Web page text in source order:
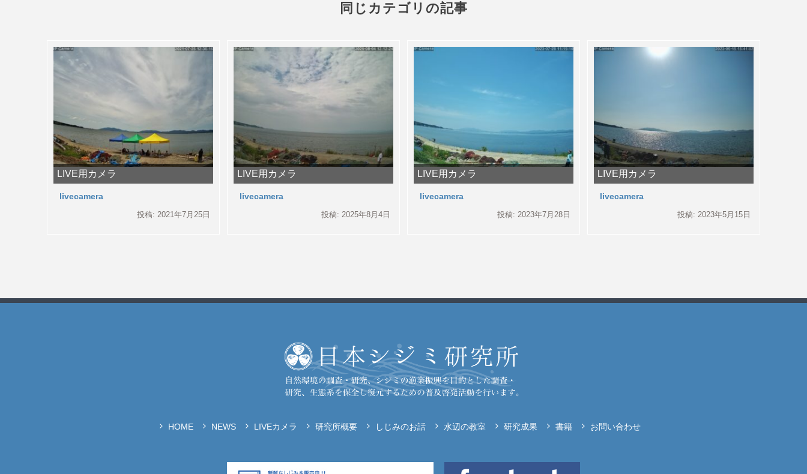
同じカテゴリの記事
LIVE用カメラ
livecamera
投稿: 2021年7月25日
LIVE用カメラ
livecamera
投稿: 2025年8月4日
LIVE用カメラ
livecamera
投稿: 2023年7月28日
LIVE用カメラ
livecamera
投稿: 2023年5月15日
HOME NEWS LIVEカメラ 研究所概要 しじみのお話 水辺の教室 研究成果 書籍 お問い合わせ